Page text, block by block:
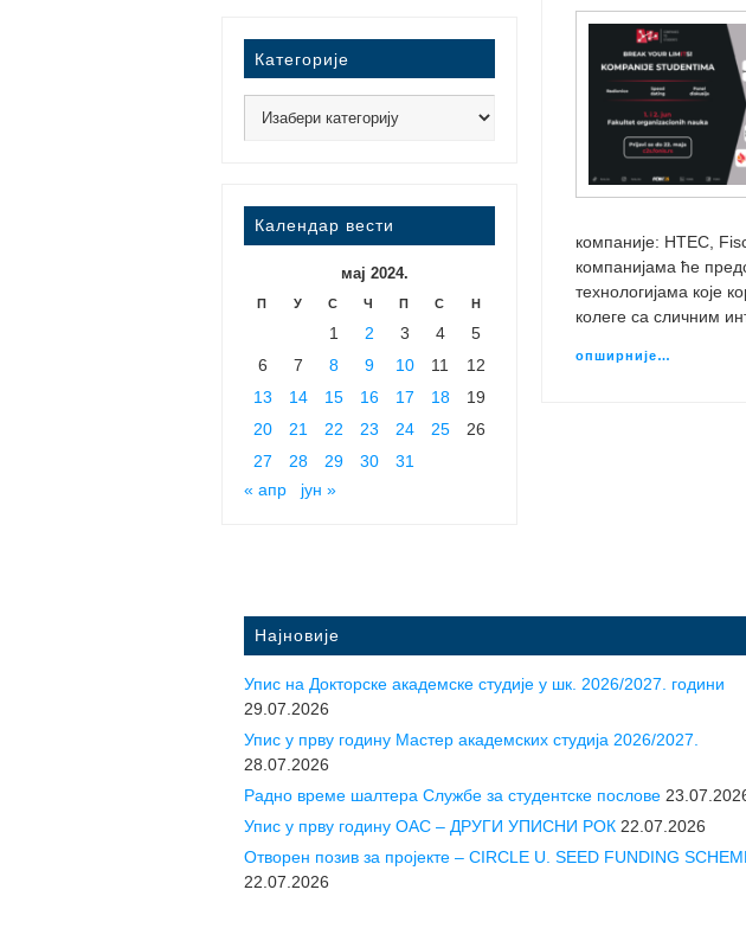
компаније: HTEC,
компанијама ће
технологијама које
колеге са сличним
опширније…
Категорије
Календар вести
мај 2024.
П У С Ч П С Н
1 2 3 4
5
6
7 8 9 10 11
12
13
14 15 16 17 18
19
20
21 22 23 24 25
26
27
28 29 30
31
« апр
јун »
Најновије
Упис на Докторске академске студије у шк. 2026/2027. години
29.07.2026
Упис у прву годину Mастер академских студија 2026/2027.
28.07.2026
Радно време шалтера Службе за студентске послове
Упис у прву годину ОАС – ДРУГИ УПИСНИ РОК 22.07.2026
Отворен позив за пројекте – CIRCLE U. SEED FUNDING
22.07.2026